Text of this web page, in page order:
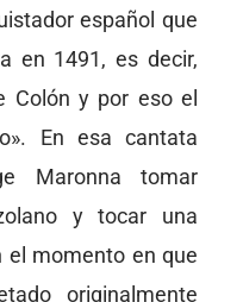
español que
en 1491, es decir,
Colón y por eso el
En esa cantata
Maronna tomar
y tocar una
el momento en que
originalmente